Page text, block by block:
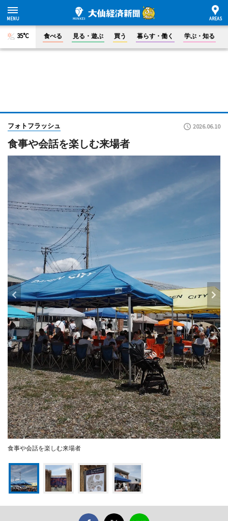
35°C 食べる 見る・遊ぶ 買う 暮らす・働く 学ぶ・知る
フォトフラッシュ 2026.06.10
食事や会話を楽しむ来場者
食事や会話を楽しむ来場者